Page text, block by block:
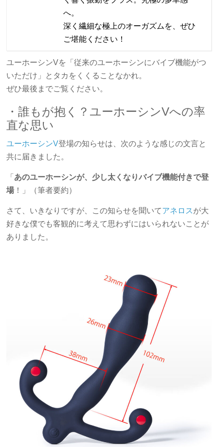
へ。
深く繊細な極上のオーガズムを、ぜひ
ご堪能ください！
ユーホーシンVを「従来のユーホーシンにバイブ機能がつ
いただけ」とタカをくくることなかれ。
ぜひ最後までご覧ください。
・誰もが抱く？ユーホーシンVへの率
直な思い
ユーホーシンV登場の知らせは、次のような感じの文言と
共に届きました。
「 あのユーホーシンが、少し太くなりバイブ機能付きで登
場 ！」（筆者要約）
さて、いきなりですが、この知らせを聞いてアネロスが大
好きな僕でも客観的に考えて思わずにはいられないことが
ありました。